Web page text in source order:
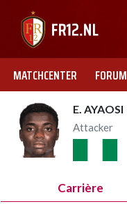
MATCHCENTER FORUM
E. AYAOSI
Attacker
Carrière